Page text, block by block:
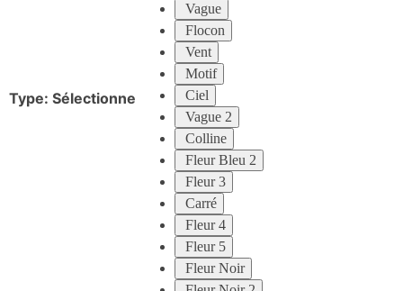
Type: Sélectionne
Vague
Flocon
Vent
Motif
Ciel
Vague 2
Colline
Fleur Bleu 2
Fleur 3
Carré
Fleur 4
Fleur 5
Fleur Noir